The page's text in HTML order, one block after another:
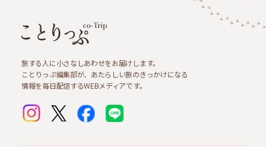
旅する人に小さなしあわせをお届けします。
ことりっぷ編集部が、あたらしい旅のきっかけになる
情報を毎日配信するWEBメディアです。